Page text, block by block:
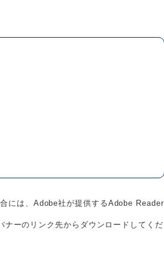
には、Adobe社が提供するAdobe Reader
ーのリンク先からダウンロードしてくだ